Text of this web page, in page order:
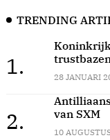
TRENDING
1. 28 JANUARI
2.
van SXM
10